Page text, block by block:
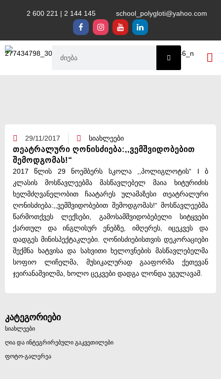
2 600 221 | 2 144 145 school_polygloti@yahoo.com
კატეგორიები
სიახლეები
ღია და ინტეგრირებული გაკვეთილები
ფოტო-გალერეა
29/11/2017 სიახლეები
თეატრალური ღონისძიება:,,ვემშვიდობებით
შემოდგომას!“
2017 წლის 29 ნოემბერს სკოლა ,,პოლიგლოტის“ I ბ
კლასის მოსწავლეებმა მასწავლებელ მაია ხიტურიძის
ხელმძღვანელობით ჩაატარეს ულამაზესი თეატრალური
ღონისძიება:,,ვემშვიდობებით შემოდგომას!“ მოსწავლეებმა
წარმოთქვეს ლექსები, გამოსამშვიდობებელი სიტყვები
ქართულ და ინგლისურ ენებზე, იმღერეს, იცეკვეს და
დადგეს მინისპექტაკლები. ღონისძიებისთვის დეკორაციები
შექმნა ხატვისა და სახვითი ხელოვნების მასწავლებელმა
სოფიო ლიჩელმა, მუსიკალურად გააფორმა ქეთევან
ჯეირანაშვილმა, ხოლო ცეკვები დადგა ლონდა უგულავამ.